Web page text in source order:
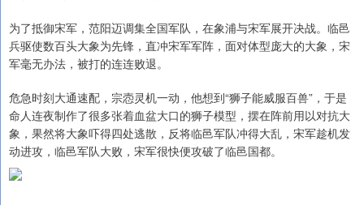
为了抵御宋军，范阳迈调集全国军队，在象浦与宋军展开决战。临邑
兵驱使数百头大象为先锋，直冲宋军军阵，面对体型庞大的大象，宋
军毫无办法，被打的连连败退。
危急时刻大通速配，宗悫灵机一动，他想到“狮子能威服百兽”，于是
命人连夜制作了很多张着血盆大口的狮子模型，摆在阵前用以对抗大
象，果然将大象吓得四处逃散，反将临邑军队冲得大乱，宋军趁机发
动进攻，临邑军队大败，宋军很快便攻破了临邑国都。